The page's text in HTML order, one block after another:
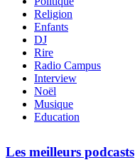
Religion
Enfants
DJ
Rire
Radio Campus
Interview
Noël
Musique
Education
Les meilleurs podcasts